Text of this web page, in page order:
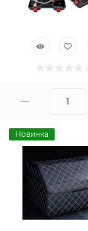
Новинка